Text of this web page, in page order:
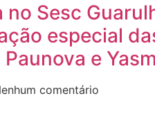
no Sesc
especial
e
comentário